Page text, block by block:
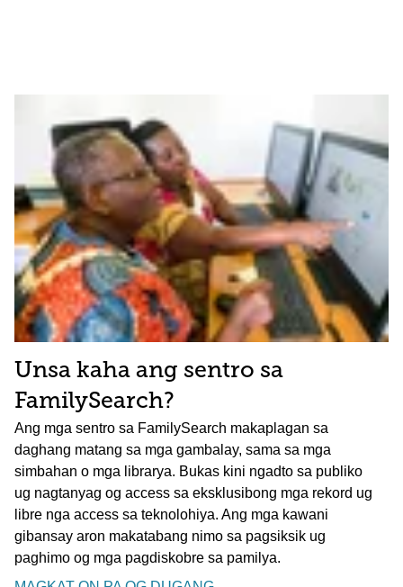
Unsa kaha ang sentro sa
FamilySearch?
Ang mga sentro sa FamilySearch makaplagan sa
daghang matang sa mga gambalay, sama sa mga
simbahan o mga librarya. Bukas kini ngadto sa publiko
ug nagtanyag og access sa eksklusibong mga rekord ug
libre nga access sa teknolohiya. Ang mga kawani
gibansay aron makatabang nimo sa pagsiksik ug
paghimo og mga pagdiskobre sa pamilya.